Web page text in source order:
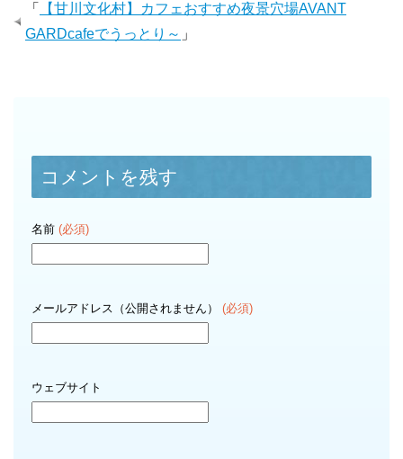
「
【甘川文化村】カフェおすすめ夜景穴場AVANT
GARDcafeでうっとり～ 」
コメントを残す
名前 (必須)
メールアドレス（公開されません） (必須)
ウェブサイト